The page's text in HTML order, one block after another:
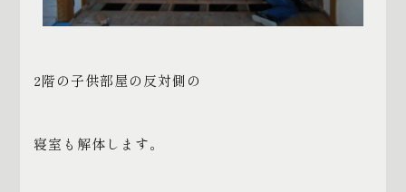
2階の子供部屋の反対側の
寝室も解体します。